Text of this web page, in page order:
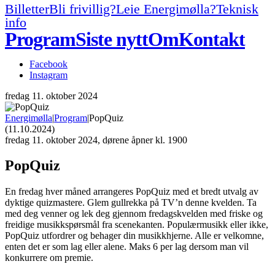
BilletterBli frivillig?Leie Energimølla?Teknisk
info
ProgramSiste nyttOmKontakt
Facebook
Instagram
fredag 11. oktober 2024
Energimølla|Program|PopQuiz
(11.10.2024)
fredag 11. oktober 2024, dørene åpner kl. 1900
PopQuiz
En fredag hver måned arrangeres PopQuiz med et bredt utvalg av
dyktige quizmastere. Glem gullrekka på TV’n denne kvelden. Ta
med deg venner og lek deg gjennom fredagskvelden med friske og
freidige musikkspørsmål fra scenekanten. Populærmusikk eller ikke,
PopQuiz utfordrer og behager din musikkhjerne. Alle er velkomne,
enten det er som lag eller alene. Maks 6 per lag dersom man vil
konkurrere om premie.